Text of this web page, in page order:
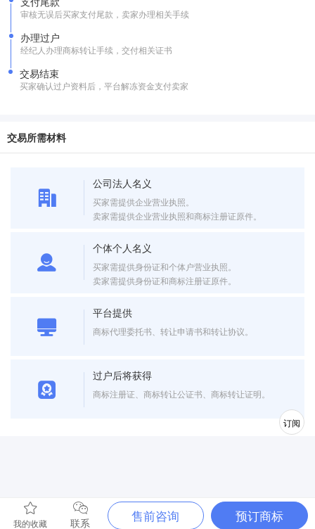
审核无误后买家支付尾款，卖家办理相关手续
办理过户
经纪人办理商标转让手续，交付相关证书
交易结束
买家确认过户资料后，平台解冻资金支付卖家
交易所需材料
公司法人名义
买家需提供企业营业执照。
卖家需提供企业营业执照和商标注册证原件。
个体个人名义
买家需提供身份证和个体户营业执照。
卖家需提供身份证和商标注册证原件。
平台提供
商标代理委托书、转让申请书和转让协议。
过户后将获得
商标注册证、商标转让公证书、商标转让证明。
我的收藏 联系 售前咨询 预订商标
订阅